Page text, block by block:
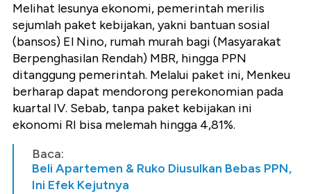
Melihat lesunya ekonomi, pemerintah merilis
sejumlah paket kebijakan, yakni bantuan sosial
(bansos) El Nino, rumah murah bagi (Masyarakat
Berpenghasilan Rendah) MBR, hingga PPN
ditanggung pemerintah. Melalui paket ini, Menkeu
berharap dapat mendorong perekonomian pada
kuartal IV. Sebab, tanpa paket kebijakan ini
ekonomi RI bisa melemah hingga 4,81%.
Baca:
Beli Apartemen & Ruko Diusulkan Bebas PPN,
Ini Efek Kejutnya